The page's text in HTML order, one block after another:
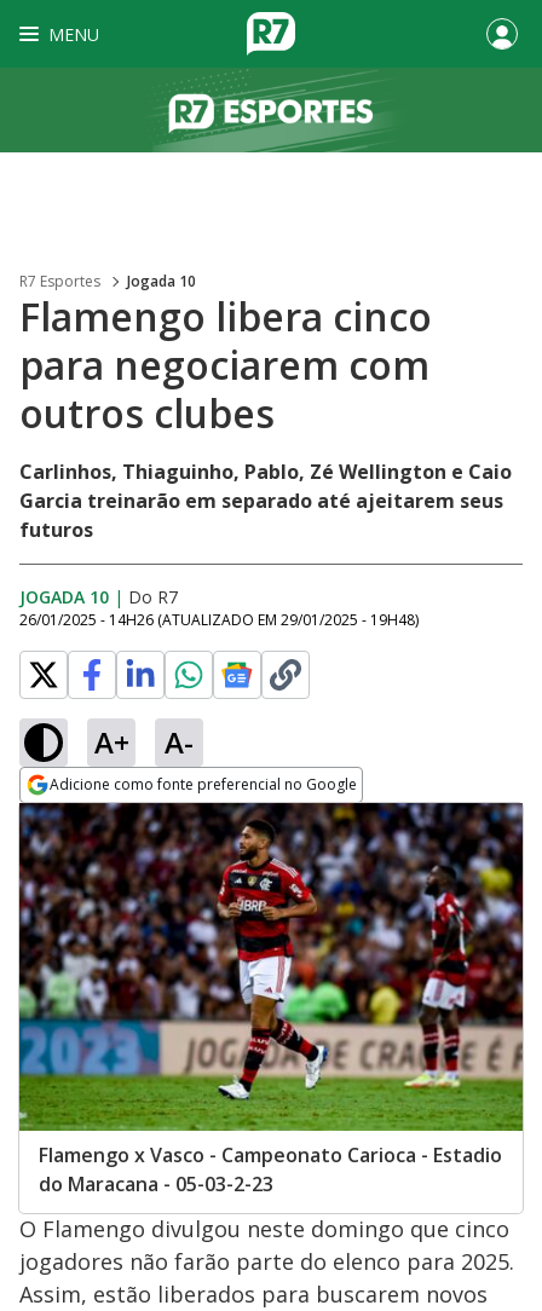
MENU
R7 Esportes Jogada 10
Flamengo libera cinco
para negociarem com
outros clubes
Carlinhos, Thiaguinho, Pablo, Zé Wellington e Caio
Garcia treinarão em separado até ajeitarem seus
futuros
JOGADA 10 | Do R7
26/01/2025 - 14H26 (ATUALIZADO EM 29/01/2025 - 19H48)
A+ A-
Adicione como fonte preferencial no Google
Opens in new window
Flamengo x Vasco - Campeonato Carioca - Estadio
do Maracana - 05-03-2-23
O Flamengo divulgou neste domingo que cinco
jogadores não farão parte do elenco para 2025.
Assim, estão liberados para buscarem novos